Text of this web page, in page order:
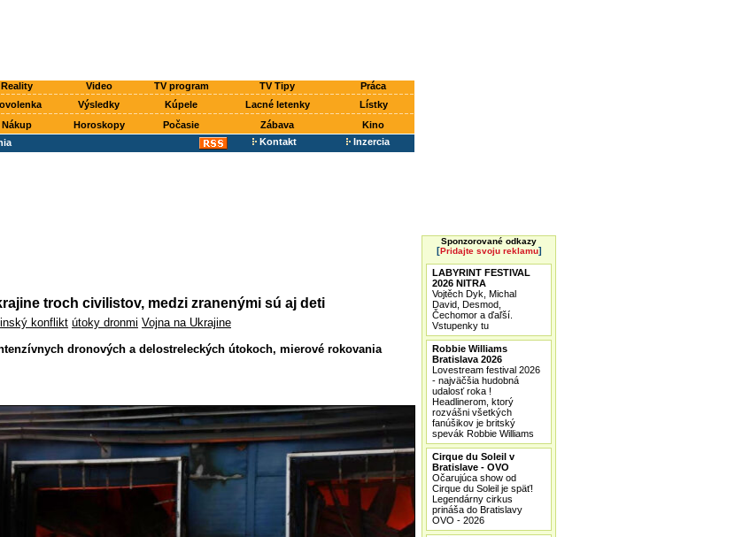
Reality Video TV program TV Tipy
Práca
Výsledky Kúpele Lacné letenky
Lístky
Nákup Horoskopy Počasie Zábava
Kino
Kontakt Inzercia
troch civilistov, medzi zranenými sú aj deti
konflikt útoky dronmi Vojna na Ukrajine
dronových a delostreleckých útokoch, mierové rokovania
Sponzorované odkazy
[Pridajte svoju reklamu]
LABYRINT FESTIVAL
2026 NITRA
Vojtěch Dyk, Michal
David, Desmod,
Čechomor a ďaľší.
Vstupenky tu
Robbie Williams
Bratislava 2026
Lovestream festival 2026
- najväčšia hudobná
udalosť roka !
Headlinerom, ktorý
rozvášni všetkých
fanúšikov je britský
spevák Robbie Williams
Cirque du Soleil v
Bratislave - OVO
Očarujúca show od
Cirque du Soleil je späť!
Legendárny cirkus
prináša do Bratislavy
OVO - 2026